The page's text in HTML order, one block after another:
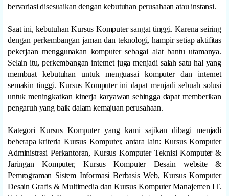
bervariasi disesuaikan dengan kebutuhan perusahaan atau instansi.
Saat ini, kebutuhan Kursus Komputer sangat tinggi. Karena seiring
dengan perkembangan jaman dan teknologi, hampir setiap aktifitas
pekerjaan menggunakan komputer sebagai alat bantu utamanya.
Selain itu, perkembangan internet juga menjadi salah satu hal yang
membuat kebutuhan untuk menguasai komputer dan internet
semakin tinggi. Kursus Komputer ini dapat menjadi sebuah solusi
untuk meningkatkan kinerja karyawan sehingga dapat memberikan
pengaruh yang baik dalam kemajuan perusahaan.
Kategori Kursus Komputer yang kami sajikan dibagi menjadi
beberapa kriteria Kursus Komputer, antara lain: Kursus Komputer
Administrasi Perkantoran, Kursus Komputer Teknisi Komputer &
Jaringan Komputer, Kursus Komputer Desain website &
Pemrograman Sistem Informasi Berbasis Web, Kursus Komputer
Desain Grafis & Multimedia dan Kursus Komputer Manajemen IT.